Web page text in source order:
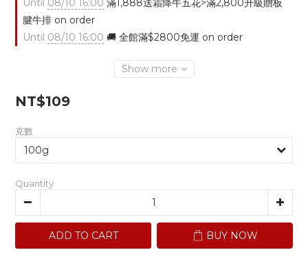
Until 08/10 16:00 滿1,888送霜降牛五花>滿2,800升級贈板
腱牛排 on order
Until 08/10 16:00 🚚 全館滿$2800免運 on order
Show more
NT$109
克數
Quantity
ADD TO CART BUY NOW